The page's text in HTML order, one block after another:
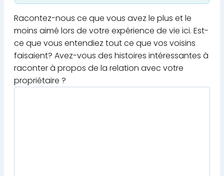
Racontez-nous ce que vous avez le plus et le
moins aimé lors de votre expérience de vie ici. Est-
ce que vous entendiez tout ce que vos voisins
faisaient? Avez-vous des histoires intéressantes à
raconter à propos de la relation avec votre
propriétaire ?